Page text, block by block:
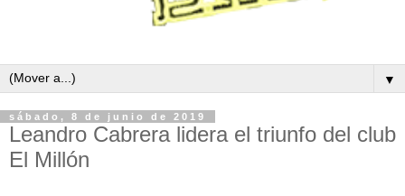
▼
sábado, 8 de junio de 2019
Leandro Cabrera lidera el triunfo del club
El Millón